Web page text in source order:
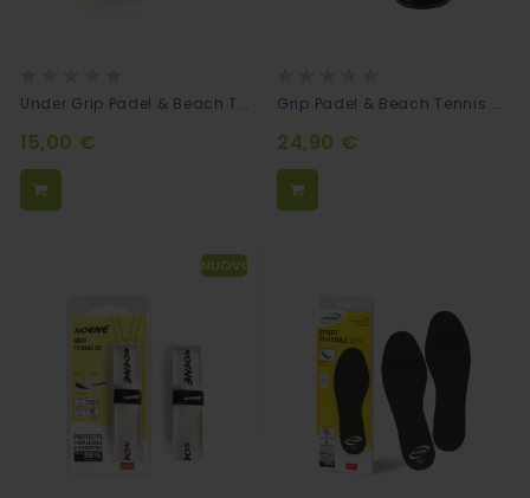
0% Under Grip Padel & Beach Tennis - Noene
15,00 €
0% Grip Padel & Beach Tennis - Noene
24,90 €
NUOVO